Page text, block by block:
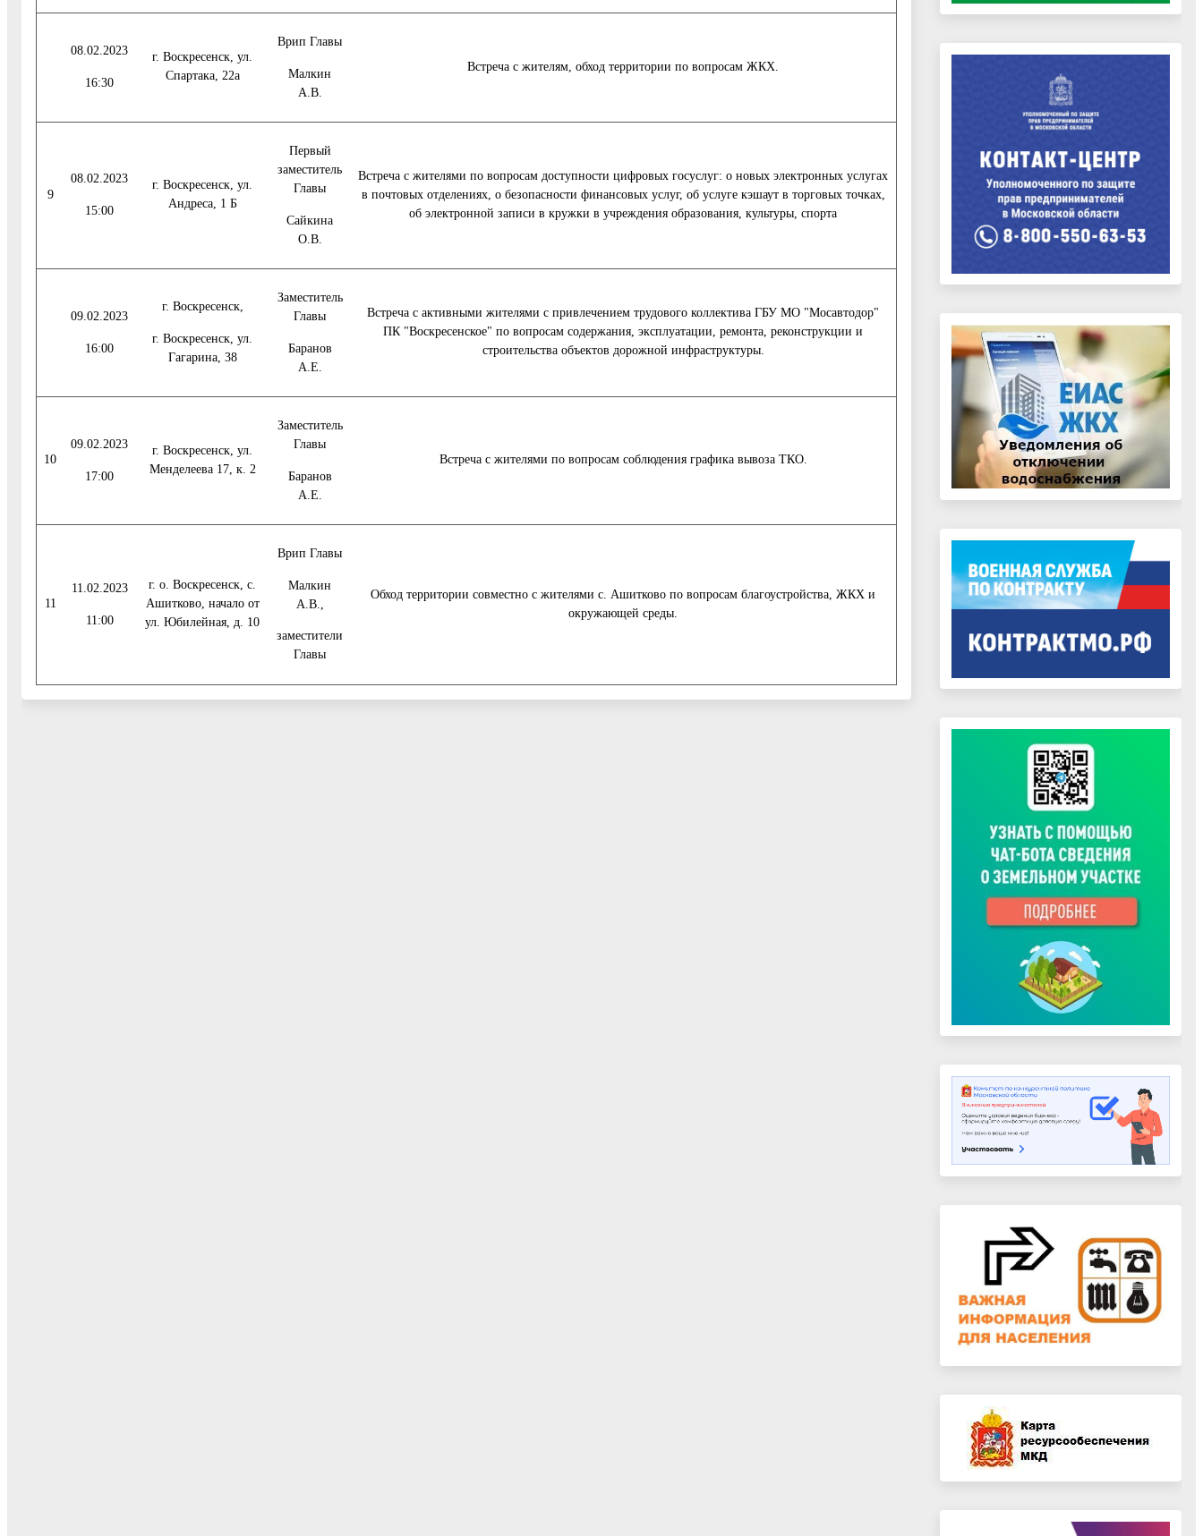
08.02.2023
16:30
г. Воскресенск, ул.
Спартака, 22а
Врип Главы
Малкин
А.В.
Встреча с жителям, обход территории по вопросам ЖКХ.
9
08.02.2023
15:00
г. Воскресенск, ул.
Андреса, 1 Б
Первый
заместитель
Главы
Сайкина
О.В.
Встреча с жителями по вопросам доступности цифровых госуслуг: о новых электронных услугах
в почтовых отделениях, о безопасности финансовых услуг, об услуге кэшаут в торговых точках,
об электронной записи в кружки в учреждения образования, культуры, спорта
09.02.2023
16:00
г. Воскресенск,
г. Воскресенск, ул.
Гагарина, 38
Заместитель
Главы
Баранов
А.Е.
Встреча с активными жителями с привлечением трудового коллектива ГБУ МО "Мосавтодор"
ПК "Воскресенское" по вопросам содержания, эксплуатации, ремонта, реконструкции и
строительства объектов дорожной инфраструктуры.
10
09.02.2023
17:00
г. Воскресенск, ул.
Менделеева 17, к. 2
Заместитель
Главы
Баранов
А.Е.
Встреча с жителями по вопросам соблюдения графика вывоза ТКО.
11
11.02.2023
11:00
г. о. Воскресенск, с.
Ашитково, начало от
ул. Юбилейная, д. 10
Врип Главы
Малкин
А.В.,
заместители
Главы
Обход территории совместно с жителями с. Ашитково по вопросам благоустройства, ЖКХ и
окружающей среды.